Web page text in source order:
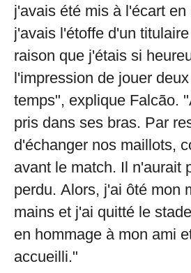
j'avais été mis à l'écart
j'avais l'étoffe d'un
raison que j'étais si
l'impression de jouer
temps", explique Falcão.
pris dans ses bras. Par
d'échanger nos maillots,
avant le match. Il n'aurait
perdu. Alors, j'ai ôté mon
mains et j'ai quitté le
en hommage à mon ami
accueilli."